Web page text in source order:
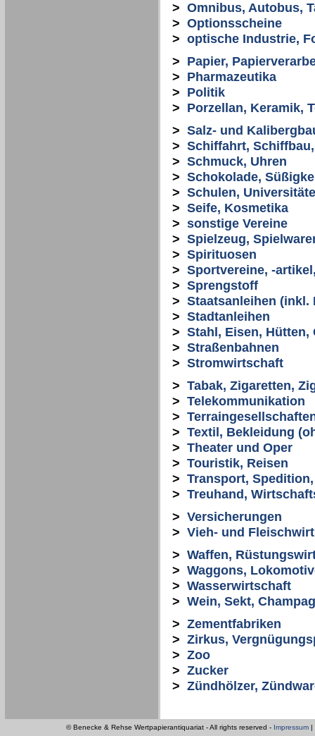
> Omnibus, Autobus,
> Optionsscheine
> optische Industrie,
> Papier,
> Pharmazeutika
> Politik
> Porzellan, Keramik,
> Salz- und
> Schiffahrt,
> Schmuck, Uhren
> Schokolade,
> Schulen,
> Seife, Kosmetika
> sonstige Vereine
> Spielzeug,
> Spirituosen
> Sportvereine, -
> Sprengstoff
> Staatsanleihen (inkl.
> Stadtanleihen
> Stahl, Eisen, Hütten,
> Straßenbahnen
> Stromwirtschaft
> Tabak, Zigaretten,
> Telekommunikation
>
> Textil, Bekleidung
> Theater und Oper
> Touristik, Reisen
> Transport,
> Treuhand,
> Versicherungen
> Vieh- und
> Waffen,
> Waggons,
> Wasserwirtschaft
> Wein, Sekt,
> Zementfabriken
> Zirkus,
> Zoo
> Zucker
> Zündhölzer,
© Benecke & Rehse Wertpapierantiquariat - All rights reserved - Impressum |